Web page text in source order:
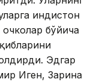
Ҳиндистон
бўйича
Эдгар
Иген, Зарина